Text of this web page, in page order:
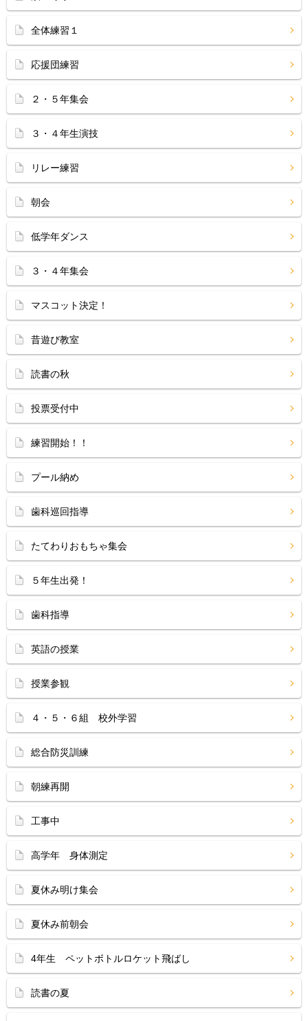
全体練習１
応援団練習
２・５年集会
３・４年生演技
リレー練習
朝会
低学年ダンス
３・４年集会
マスコット決定！
昔遊び教室
読書の秋
投票受付中
練習開始！！
プール納め
歯科巡回指導
たてわりおもちゃ集会
５年生出発！
歯科指導
英語の授業
授業参観
４・５・６組 校外学習
総合防災訓練
朝練再開
工事中
高学年 身体測定
夏休み明け集会
夏休み前朝会
4年生 ペットボトルロケット飛ばし
読書の夏